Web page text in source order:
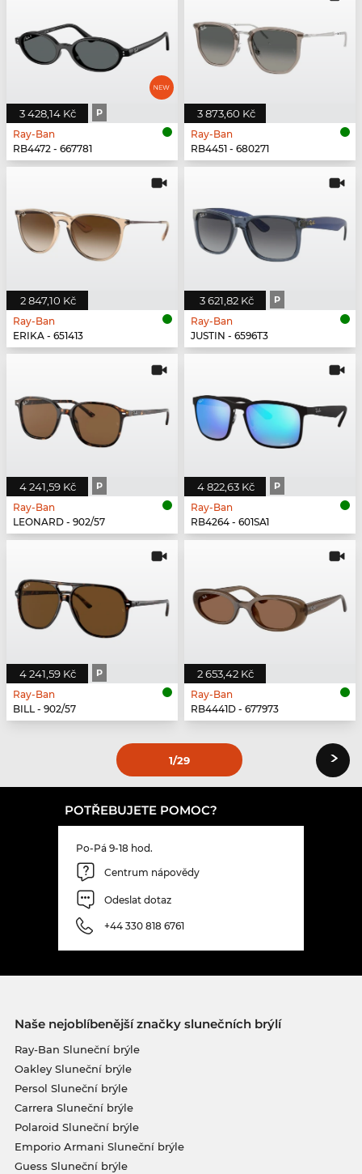
3 428,14 Kč P
Ray-Ban
RB4472 - 667781
3 873,60 Kč
Ray-Ban
RB4451 - 680271
2 847,10 Kč
Ray-Ban
ERIKA - 651413
3 621,82 Kč P
Ray-Ban
JUSTIN - 6596T3
4 241,59 Kč P
Ray-Ban
LEONARD - 902/57
4 822,63 Kč P
Ray-Ban
RB4264 - 601SA1
4 241,59 Kč P
Ray-Ban
BILL - 902/57
2 653,42 Kč
Ray-Ban
RB4441D - 677973
1/29 ›
POTŘEBUJETE POMOC?
Po-Pá 9-18 hod.
Centrum nápovědy
Odeslat dotaz
+44 330 818 6761
Naše nejoblíbenější značky slunečních brýlí
Ray-Ban Sluneční brýle
Oakley Sluneční brýle
Persol Sluneční brýle
Carrera Sluneční brýle
Polaroid Sluneční brýle
Emporio Armani Sluneční brýle
Guess Sluneční brýle